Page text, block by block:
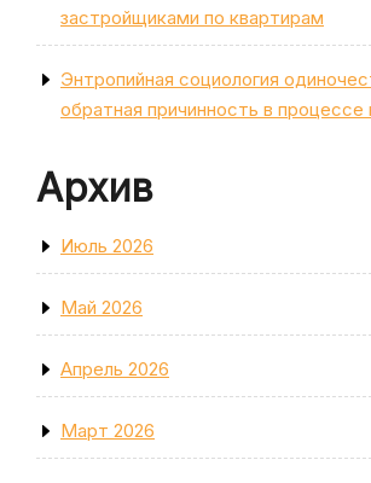
застройщиками по квартирам
Энтропийная социология
обратная причинность в
Архив
Июль 2026
Май 2026
Апрель 2026
Март 2026